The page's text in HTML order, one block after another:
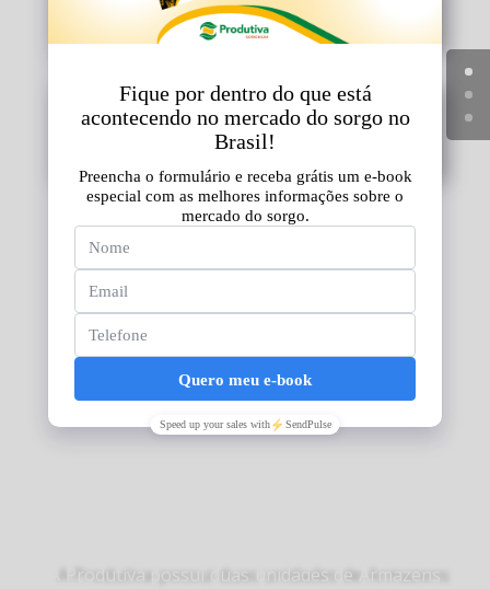
Beneficiamento de Milho
Beneficiamento de Sorgo e
A Produtiva possui duas unidades de Armazens